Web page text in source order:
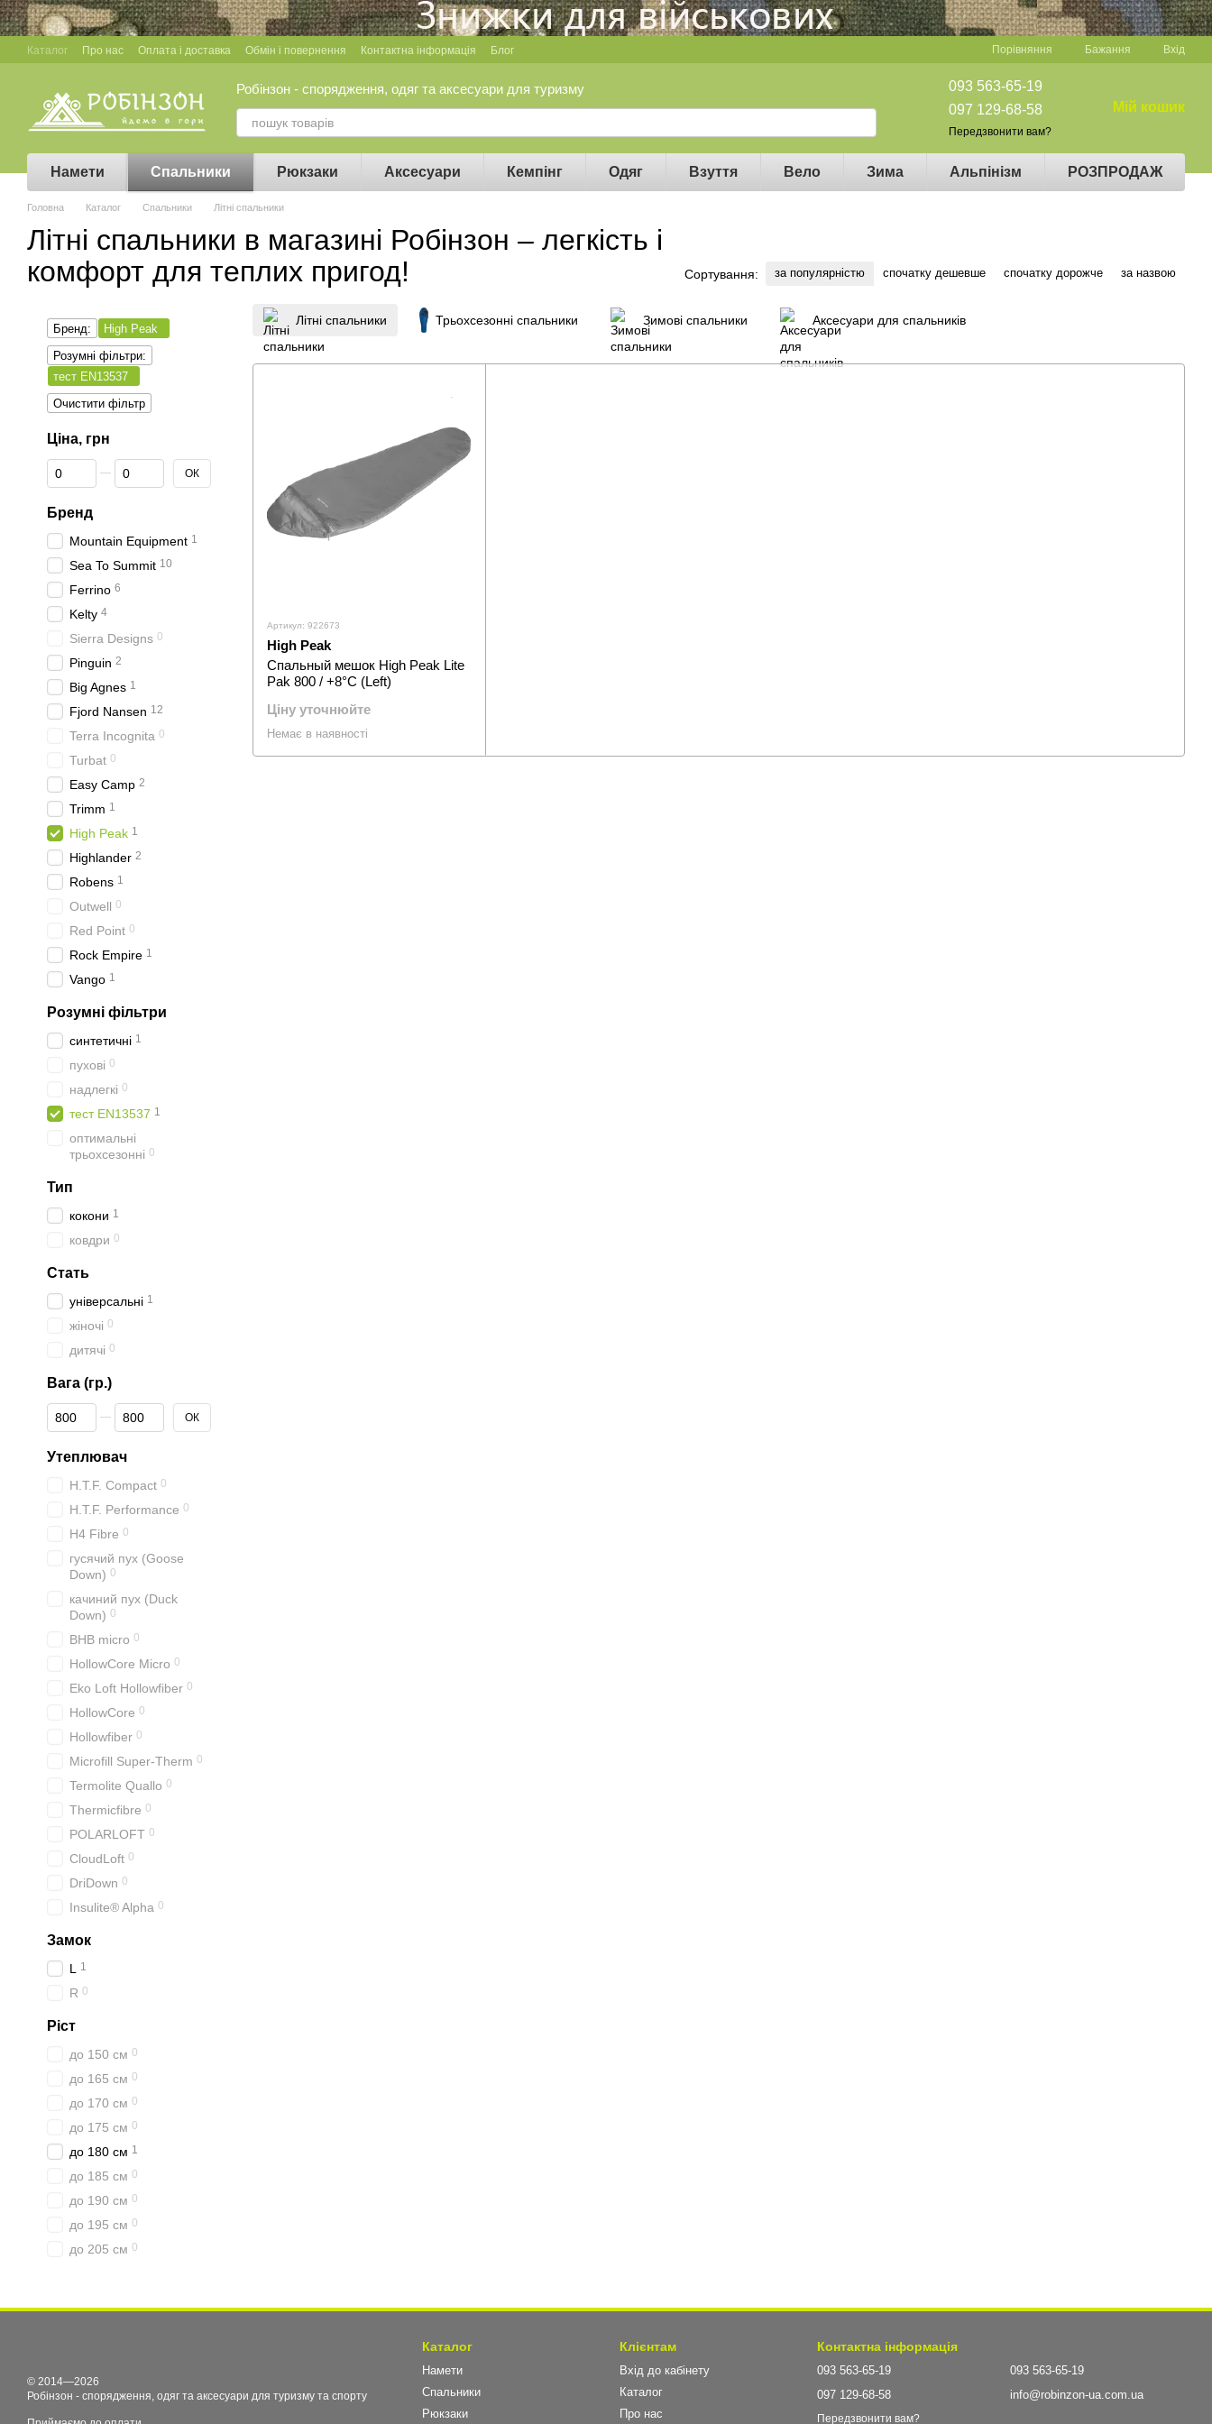
Перейти до основного контенту
Каталог Про нас Оплата і доставка Обмін і повернення Контактна інформація Блог Порівняння Бажання Вхід
Робінзон - спорядження, одяг та аксесуари для туризму
093 563-65-19
097 129-68-58
Передзвонити вам?
Мій кошик
Намети Спальники Рюкзаки Аксесуари Кемпінг Одяг Взуття Вело Зима Альпінізм РОЗПРОДАЖ
Головна Каталог Спальники Літні спальники
Літні спальники в магазині Робінзон – легкість і
комфорт для теплих пригод!
Сортування: за популярністю спочатку дешевше спочатку дорожче за назвою
Літні спальники Трьохсезонні спальники Зимові спальники Аксесуари для спальників
Артикул: 922673
High Peak
Спальный мешок High Peak Lite
Pak 800 / +8°C (Left)
Ціну уточнюйте
Немає в наявності
Бренд:
High Peak
Розумні фільтри:
тест EN13537
Очистити фільтр
Ціна, грн
Від Ціна, грн
До Ціна, грн ОК
Бренд
Mountain Equipment 1
Sea To Summit 10
Ferrino 6
Kelty 4
Sierra Designs 0
Pinguin 2
Big Agnes 1
Fjord Nansen 12
Terra Incognita 0
Turbat 0
Easy Camp 2
Trimm 1
High Peak 1
Highlander 2
Robens 1
Outwell 0
Red Point 0
Rock Empire 1
Vango 1
Розумні фільтри
синтетичні 1
пухові 0
надлегкі 0
тест EN13537 1
оптимальні
трьохсезонні 0
Тип
кокони 1
ковдри 0
Стать
універсальні 1
жіночі 0
дитячі 0
Вага (гр.)
Від Вага (гр.)
До Вага (гр.) ОК
Утеплювач
H.T.F. Compact 0
H.T.F. Performance 0
H4 Fibre 0
гусячий пух (Goose
Down) 0
качиний пух (Duck
Down) 0
BHB micro 0
HollowCore Micro 0
Eko Loft Hollowfiber 0
HollowCore 0
Hollowfiber 0
Microfill Super-Therm 0
Termolite Quallo 0
Thermicfibre 0
POLARLOFT 0
CloudLoft 0
DriDown 0
Insulite® Alpha 0
Замок
L 1
R 0
Ріст
до 150 см 0
до 165 см 0
до 170 см 0
до 175 см 0
до 180 см 1
до 185 см 0
до 190 см 0
до 195 см 0
до 205 см 0
© 2014—2026
Робінзон - спорядження, одяг та аксесуари для туризму та спорту
Каталог
Намети
Спальники
Рюкзаки
Клієнтам
Вхід до кабінету
Каталог
Про нас
Контактна інформація
093 563-65-19
097 129-68-58
Передзвонити вам?
093 563-65-19
info@robinzon-ua.com.ua